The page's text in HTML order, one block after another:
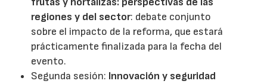
regiones y del sector: debate conjunto
sobre el impacto de la reforma, que estará
prácticamente finalizada para la fecha del
evento.
Segunda sesión: Innovación y seguridad